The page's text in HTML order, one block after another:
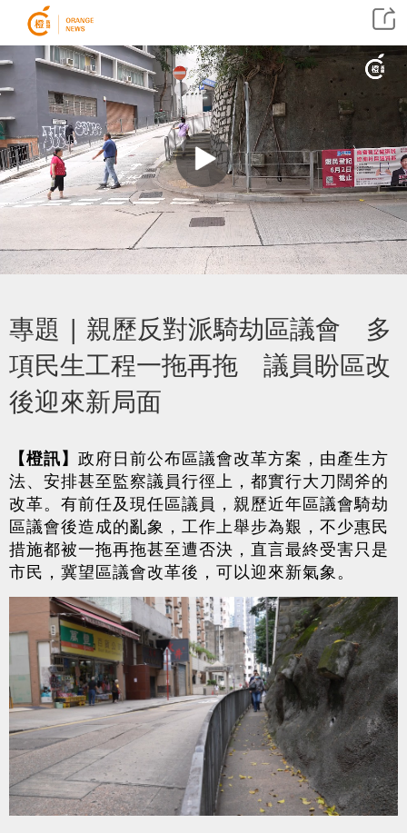
專題 | 親歷反對派騎劫區議會 多
項民生工程一拖再拖 議員盼區改
後迎來新局面
【橙訊】 政府日前公布區議會改革方案，由產生方
法、安排甚至監察議員行徑上，都實行大刀闊斧的
改革。有前任及現任區議員，親歷近年區議會騎劫
區議會後造成的亂象，工作上舉步為艱，不少惠民
措施都被一拖再拖甚至遭否決，直言最終受害只是
市民，冀望區議會改革後，可以迎來新氣象。